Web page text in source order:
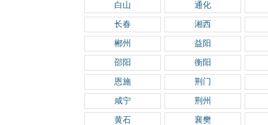
白山 通化
长春 湘西
郴州 益阳
邵阳 衡阳
恩施 荆门
咸宁 荆州
黄石 襄樊